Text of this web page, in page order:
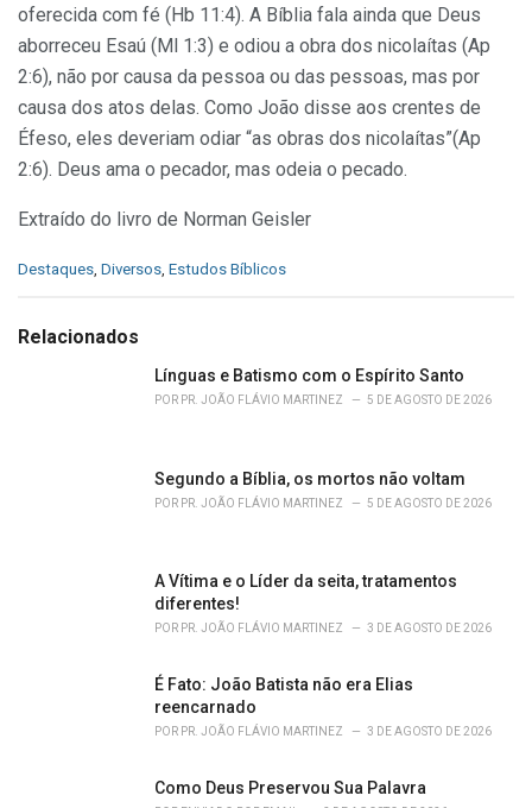
oferecida com fé (Hb 11:4). A Bíblia fala ainda que Deus
aborreceu Esaú (Ml 1:3) e odiou a obra dos nicolaítas (Ap
2:6), não por causa da pessoa ou das pessoas, mas por
causa dos atos delas. Como João disse aos crentes de
Éfeso, eles deveriam odiar “as obras dos nicolaítas”(Ap
2:6). Deus ama o pecador, mas odeia o pecado.
Extraído do livro de Norman Geisler
C
e
Destaques Diversos Estudos Bíblicos
Relacionados
Línguas e Batismo com o Espírito Santo
POR PR. JOÃO FLÁVIO MARTINEZ 5 DE AGOSTO DE 2026
Segundo a Bíblia, os mortos não voltam
POR PR. JOÃO FLÁVIO MARTINEZ 5 DE AGOSTO DE 2026
A Vítima e o Líder da seita, tratamentos
diferentes!
POR PR. JOÃO FLÁVIO MARTINEZ 3 DE AGOSTO DE 2026
É Fato: João Batista não era Elias
reencarnado
POR PR. JOÃO FLÁVIO MARTINEZ 3 DE AGOSTO DE 2026
Como Deus Preservou Sua Palavra